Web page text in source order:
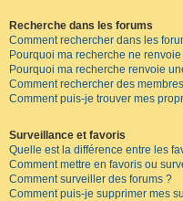
Recherche dans les forums
Comment rechercher dans les
Pourquoi ma recherche ne
Pourquoi ma recherche renvoie
Comment rechercher des
Comment puis-je trouver mes
Surveillance et favoris
Quelle est la différence entre les
Comment mettre en favoris ou
Comment surveiller des forums ?
Comment puis-je supprimer mes